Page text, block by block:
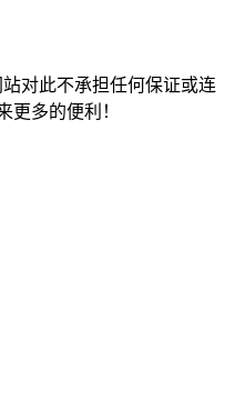
对此不承担任何保证或连
更多的便利！